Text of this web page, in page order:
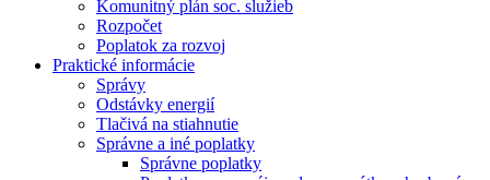
Komunitný plán soc. služieb
Rozpočet
Poplatok za rozvoj
Praktické informácie
Správy
Odstávky energií
Tlačivá na stiahnutie
Správne a iné poplatky
Správne poplatky